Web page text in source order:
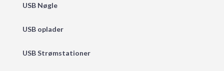
USB Nøgle
USB oplader
USB Strømstationer